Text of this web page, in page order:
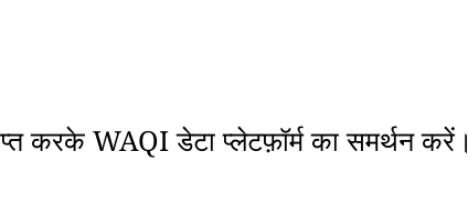
करके WAQI डेटा प्लेटफ़ॉर्म का समर्थन करें।